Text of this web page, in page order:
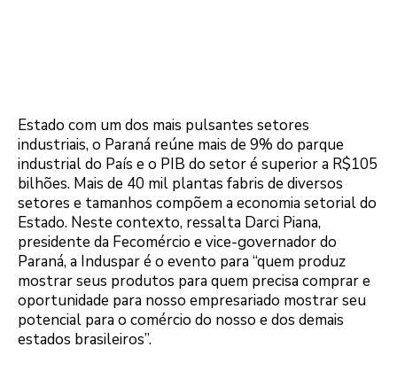
Estado com um dos mais pulsantes setores
industriais, o Paraná reúne mais de 9% do parque
industrial do País e o PIB do setor é superior a R$105
bilhões. Mais de 40 mil plantas fabris de diversos
setores e tamanhos compõem a economia setorial do
Estado. Neste contexto, ressalta Darci Piana,
presidente da Fecomércio e vice-governador do
Paraná, a Induspar é o evento para “quem produz
mostrar seus produtos para quem precisa comprar e
oportunidade para nosso empresariado mostrar seu
potencial para o comércio do nosso e dos demais
estados brasileiros”.